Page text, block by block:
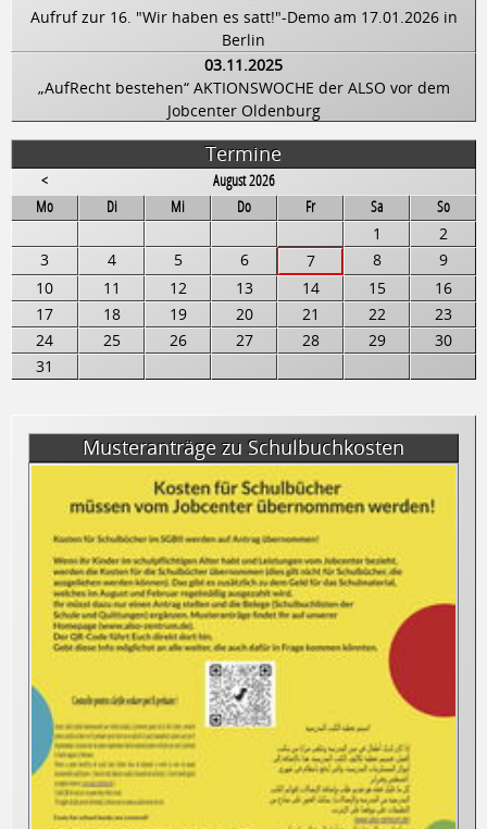
Aufruf zur 16. "Wir haben es satt!"-Demo am 17.01.2026 in
Berlin
03.11.2025
„AufRecht bestehen“ AKTIONSWOCHE der ALSO vor dem
Jobcenter Oldenburg
Termine
<
August 2026
Montag Dienstag Mittwoch Donnerstag Freitag Samstag Sonntag
1
2
3
4 5 6 7 8
9
10
11 12 13 14 15
16
17
18 19 20 21 22
23
24
25 26 27 28 29
30
31
Musteranträge zu Schulbuchkosten